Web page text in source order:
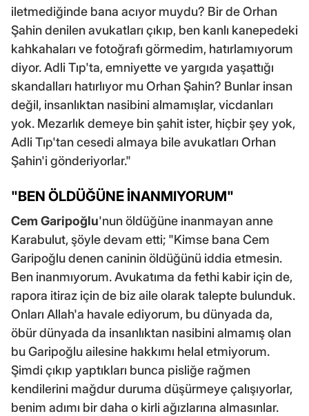
iletmediğinde bana acıyor muydu? Bir de Orhan
Şahin denilen avukatları çıkıp, ben kanlı kanepedeki
kahkahaları ve fotoğrafı görmedim, hatırlamıyorum
diyor. Adli Tıp'ta, emniyette ve yargıda yaşattığı
skandalları hatırlıyor mu Orhan Şahin? Bunlar insan
değil, insanlıktan nasibini almamışlar, vicdanları
yok. Mezarlık demeye bin şahit ister, hiçbir şey yok,
Adli Tıp'tan cesedi almaya bile avukatları Orhan
Şahin'i gönderiyorlar."
"BEN ÖLDÜĞÜNE İNANMIYORUM"
Cem Garipoğlu'nun öldüğüne inanmayan anne
Karabulut, şöyle devam etti; "Kimse bana Cem
Garipoğlu denen caninin öldüğünü iddia etmesin.
Ben inanmıyorum. Avukatıma da fethi kabir için de,
rapora itiraz için de biz aile olarak talepte bulunduk.
Onları Allah'a havale ediyorum, bu dünyada da,
öbür dünyada da insanlıktan nasibini almamış olan
bu Garipoğlu ailesine hakkımı helal etmiyorum.
Şimdi çıkıp yaptıkları bunca pisliğe rağmen
kendilerini mağdur duruma düşürmeye çalışıyorlar,
benim adımı bir daha o kirli ağızlarına almasınlar.